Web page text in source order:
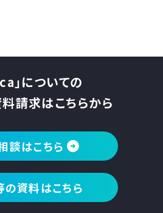
」についての
請求はこちらから
談はこちら
の資料はこちら